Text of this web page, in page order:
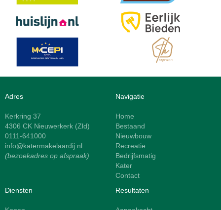
Adres
Kerkring 37
4306 CK Nieuwerkerk (Zld)
0111-641000
info@katermakelaardij.nl
(bezoekadres op afspraak)
Navigatie
Home
Bestaand
Nieuwbouw
Recreatie
Bedrijfsmatig
Kater
Contact
Diensten
Resultaten